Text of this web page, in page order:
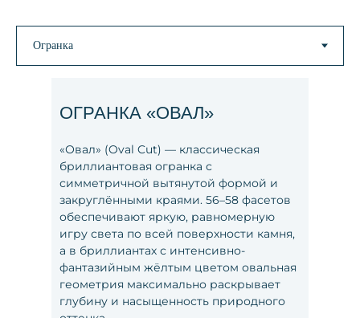
«Овал» (Oval Cut) — классическая
бриллиантовая огранка с
симметричной вытянутой формой и
закруглёнными краями. 56–58 фасетов
обеспечивают яркую, равномерную
игру света по всей поверхности камня,
а в бриллиантах с интенсивно-
фантазийным жёлтым цветом овальная
геометрия максимально раскрывает
глубину и насыщенность природного
ОГРАНКА «ОВАЛ»